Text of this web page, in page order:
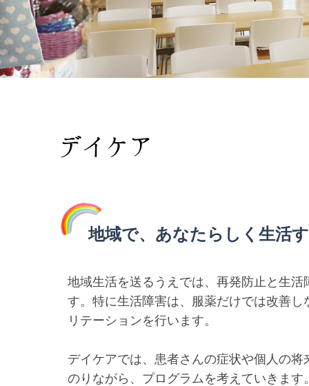
地域で、あなたらしく生活
地域生活を送るうえでは、再発防止と生
す。特に生活障害は、服薬だけでは改善
リテーションを行います。
デイケアでは、患者さんの症状や個人の
のりながら、プログラムを考えていきま